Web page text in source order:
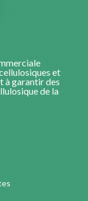
et
à garantir des
de la